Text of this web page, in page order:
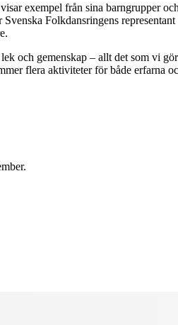
exempel från sina barngrupper
Folkdansringens
och gemenskap – allt det som vi
flera aktiviteter för både erfarna